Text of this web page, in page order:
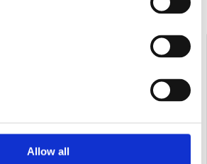
Allow all
R70 Plus motor Honda GX390